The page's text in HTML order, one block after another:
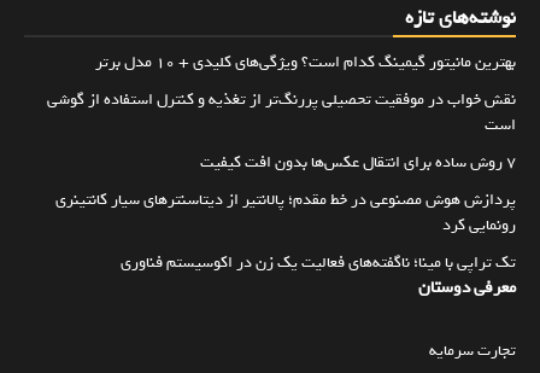
نوشته‌های تازه
بهترین مانیتور گیمینگ کدام است؟ ویژگی‌های کلیدی + 10 مدل برتر
نقش خواب در موفقیت تحصیلی پررنگ‌تر از تغذیه و کنترل استفاده از گوشی
است
۷ روش ساده برای انتقال عکس‌ها بدون افت کیفیت
پردازش هوش مصنوعی در خط مقدم؛ پالانتیر از دیتاسنترهای سیار کانتینری
رونمایی کرد
تک تراپی با مینا؛ ناگفته‌های فعالیت یک زن در اکوسیستم فناوری
معرفی دوستان
تجارت سرمایه